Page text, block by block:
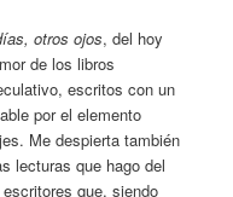
otros ojos, del hoy
de los libros
escritos con un
por el elemento
Me despierta también
lecturas que hago del
que, siendo